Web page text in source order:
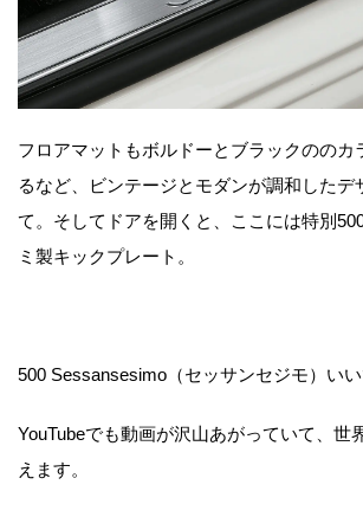
フロアマットもボルドーとブラックののカ
るなど、ビンテージとモダンが調和したデ
て。そしてドアを開くと、ここには特別
ミ製キックプレート。
500 Sessansesimo（セッサンセジモ）いい
YouTubeでも動画が沢山あがっていて、世
えます。